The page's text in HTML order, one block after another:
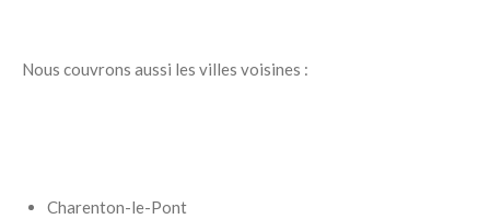
Nous couvrons aussi les villes voisines :
Charenton-le-Pont